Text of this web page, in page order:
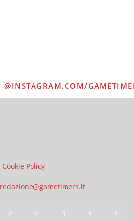
@INSTAGRAM.COM/
Cookie Policy
redazione@gametimers.it